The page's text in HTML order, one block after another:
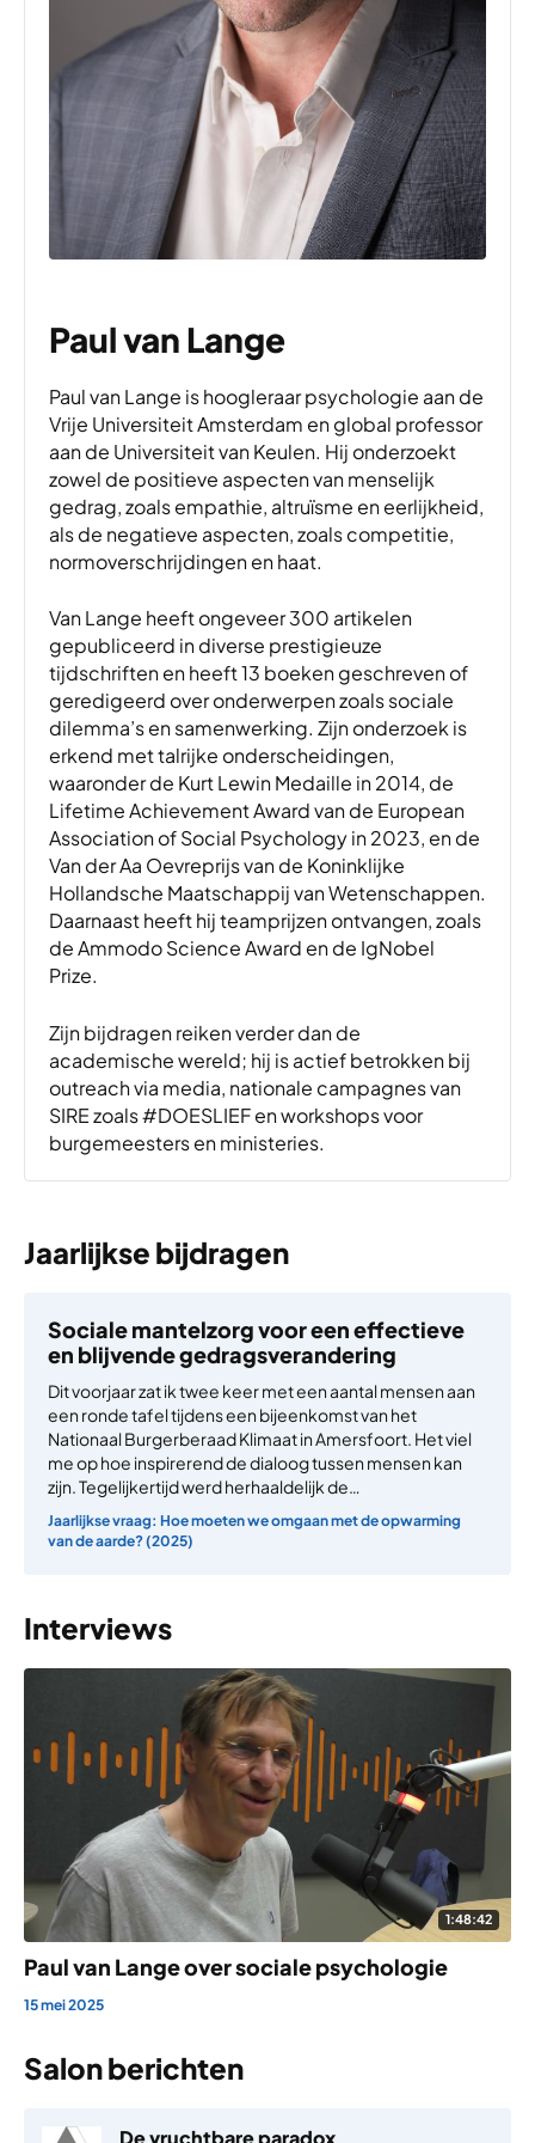
Paul van Lange
Paul van Lange is hoogleraar psychologie aan de
Vrije Universiteit Amsterdam en global professor
aan de Universiteit van Keulen. Hij onderzoekt
zowel de positieve aspecten van menselijk
gedrag, zoals empathie, altruïsme en eerlijkheid,
als de negatieve aspecten, zoals competitie,
normoverschrijdingen en haat.
Van Lange heeft ongeveer 300 artikelen
gepubliceerd in diverse prestigieuze
tijdschriften en heeft 13 boeken geschreven of
geredigeerd over onderwerpen zoals sociale
dilemma’s en samenwerking. Zijn onderzoek is
erkend met talrijke onderscheidingen,
waaronder de Kurt Lewin Medaille in 2014, de
Lifetime Achievement Award van de European
Association of Social Psychology in 2023, en de
Van der Aa Oevreprijs van de Koninklijke
Hollandsche Maatschappij van Wetenschappen.
Daarnaast heeft hij teamprijzen ontvangen, zoals
de Ammodo Science Award en de IgNobel
Prize.
Zijn bijdragen reiken verder dan de
academische wereld; hij is actief betrokken bij
outreach via media, nationale campagnes van
SIRE zoals #DOESLIEF en workshops voor
burgemeesters en ministeries.
Jaarlijkse bijdragen
Sociale mantelzorg voor een effectieve
en blijvende gedragsverandering
Dit voorjaar zat ik twee keer met een aantal mensen aan
een ronde tafel tijdens een bijeenkomst van het
Nationaal Burgerberaad Klimaat in Amersfoort. Het viel
me op hoe inspirerend de dialoog tussen mensen kan
zijn. Tegelijkertijd werd herhaaldelijk de…
Jaarlijkse vraag: Hoe moeten we omgaan met de opwarming
van de aarde? (2025)
Interviews
1:48:42
Paul van Lange over sociale psychologie
15 mei 2025
Salon berichten
De vruchtbare paradox